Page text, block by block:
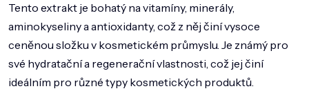
DOMÁCNOST
ZNAČKY
O NÁS
Tento extrakt je bohatý na vitamíny, minerály,
aminokyseliny a antioxidanty, což z něj činí vysoce
ceněnou složku v kosmetickém průmyslu. Je známý pro
své hydratační a regenerační vlastnosti, což jej činí
ideálním pro různé typy kosmetických produktů.